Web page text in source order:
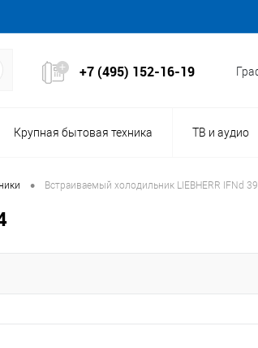
+7 (495) 152-16-19
Крупная бытовая техника ТВ и аудио
• Встраиваемый холодильник LIEBHERR IFNd
Код товара:154568